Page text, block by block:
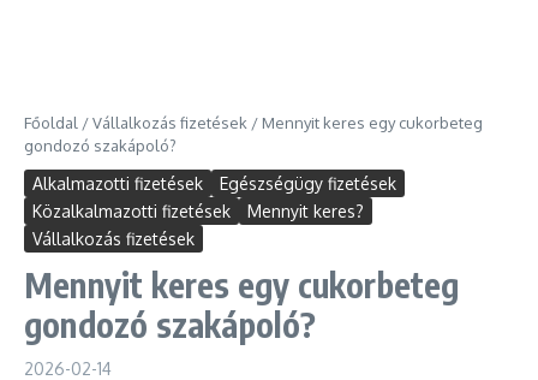
Főoldal /Vállalkozás fizetések / Mennyit keres egy cukorbeteg
gondozó szakápoló?
Alkalmazotti fizetések
Egészségügy fizetések
Közalkalmazotti fizetések
Mennyit keres?
Vállalkozás fizetések
Mennyit keres egy cukorbeteg
gondozó szakápoló?
2026-02-14